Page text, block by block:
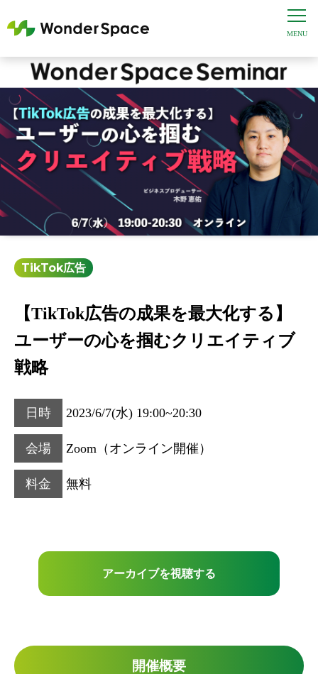
TikTok広告
【TikTok広告の成果を最大化する】
ユーザーの心を掴むクリエイティブ
戦略
日時 2023/6/7(水) 19:00~20:30
会場 Zoom（オンライン開催）
料金 無料
アーカイブを視聴する
開催概要